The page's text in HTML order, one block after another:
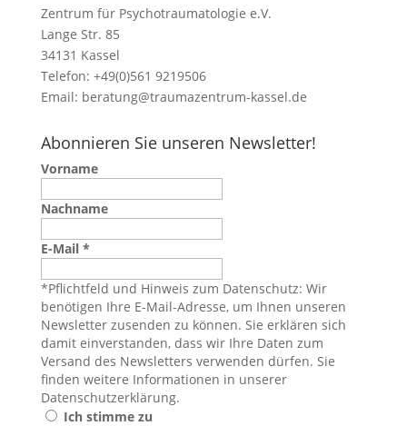
Zentrum für Psychotraumatologie e.V.
Lange Str. 85
34131 Kassel
Telefon: +49(0)561 9219506
Email: beratung@traumazentrum-kassel.de
Abonnieren Sie unseren Newsletter!
Vorname
Nachname
E-Mail *
*Pflichtfeld und Hinweis zum Datenschutz: Wir
benötigen Ihre E-Mail-Adresse, um Ihnen unseren
Newsletter zusenden zu können. Sie erklären sich
damit einverstanden, dass wir Ihre Daten zum
Versand des Newsletters verwenden dürfen. Sie
finden weitere Informationen in unserer
Datenschutzerklärung.
Ich stimme zu